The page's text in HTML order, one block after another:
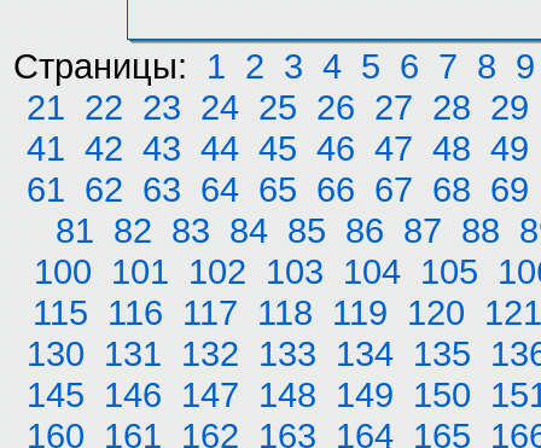
Страницы: 1 2 3 4 5 6 7 8 9
21 22 23 24 25 26 27 28 29
41 42 43 44 45 46 47 48 49
61 62 63 64 65 66 67 68 69
81 82 83 84 85 86 87 88
100 101 102 103 104 105
115 116 117 118 119 120 121
130 131 132 133 134 135
145 146 147 148 149 150
160 161 162 163 164 165